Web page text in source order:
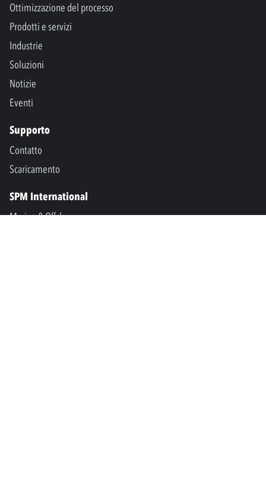
Ottimizzazione del processo
Prodotti e servizi
Industrie
Soluzioni
Notizie
Eventi
Supporto
Contatto
Scaricamento
SPM International
Marine & Offshore